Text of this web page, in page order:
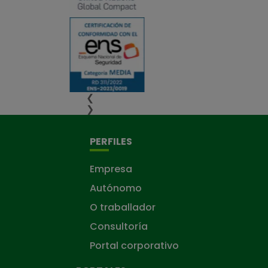
❮
❯
PERFILES
Empresa
Autónomo
O traballador
Consultoría
Portal corporativo